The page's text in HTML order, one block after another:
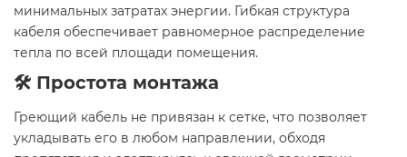
минимальных затратах энергии. Гибкая структура
кабеля обеспечивает равномерное распределение
тепла по всей площади помещения.
🛠️ Простота монтажа
Греющий кабель не привязан к сетке, что позволяет
укладывать его в любом направлении, обходя